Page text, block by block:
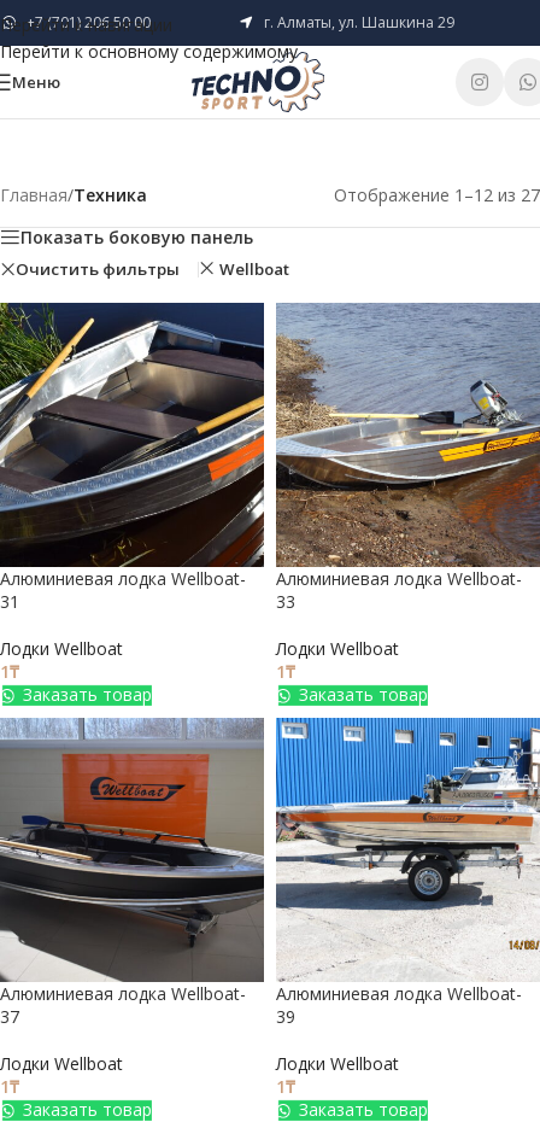
Перейти к навигации
Перейти к основному содержимому
+7 (701) 206 50 00 г. Алматы, ул. Шашкина 29
Меню
Главная/Техника
Отображение 1–12 из 27
Показать боковую панель
Очистить фильтры Wellboat
Алюминиевая лодка Wellboat-
31
Лодки Wellboat
1₸
Заказать товар
Алюминиевая лодка Wellboat-
33
Лодки Wellboat
1₸
Заказать товар
Алюминиевая лодка Wellboat-
37
Лодки Wellboat
1₸
Заказать товар
Алюминиевая лодка Wellboat-
39
Лодки Wellboat
1₸
Заказать товар